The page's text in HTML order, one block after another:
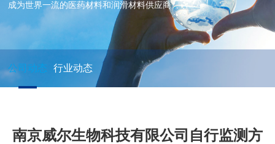
成为世界一流的医药材料和润滑材料供应商
公司动态 行业动态
南京威尔生物科技有限公司自行监测方